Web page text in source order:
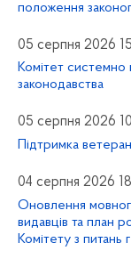
положення
05 серпня 2026
Комітет
законодавства
05 серпня 2026
Підтримка
04 серпня 2026
Оновлення
видавців та план
Комітету з питань